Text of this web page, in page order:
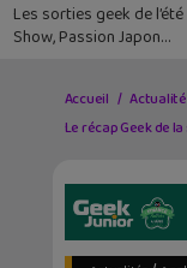
Les sorties geek de
Show, Passion Japon…
Accueil
Le récap Geek de